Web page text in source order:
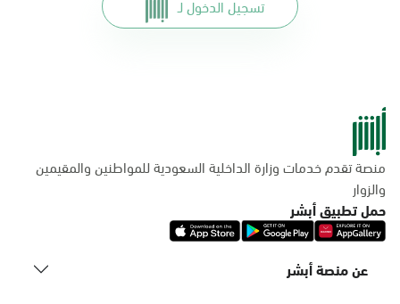
تسجيل الدخول لـ
منصة تقدم خدمات وزارة الداخلية السعودية للمواطنين والمقيمين
والزوار
حمل تطبيق أبشر
عن منصة أبشر